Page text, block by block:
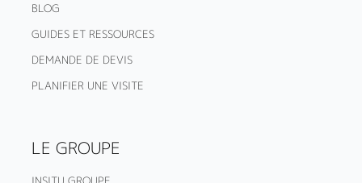
BLOG
GUIDES ET RESSOURCES
DEMANDE DE DEVIS
PLANIFIER UNE VISITE
LE GROUPE